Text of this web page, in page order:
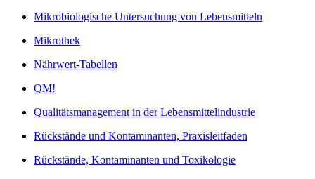
Mikrobiologische Untersuchung von Lebensmitteln
Mikrothek
Nährwert-Tabellen
QM!
Qualitätsmanagement in der Lebensmittelindustrie
Rückstände und Kontaminanten, Praxisleitfaden
Rückstände, Kontaminanten und Toxikologie